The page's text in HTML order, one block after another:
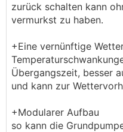
zurück schalten kann
vermurkst zu haben.
+Eine vernünftige
Übergangszeit, besser
und kann zur
+Modularer Aufbau
so kann die